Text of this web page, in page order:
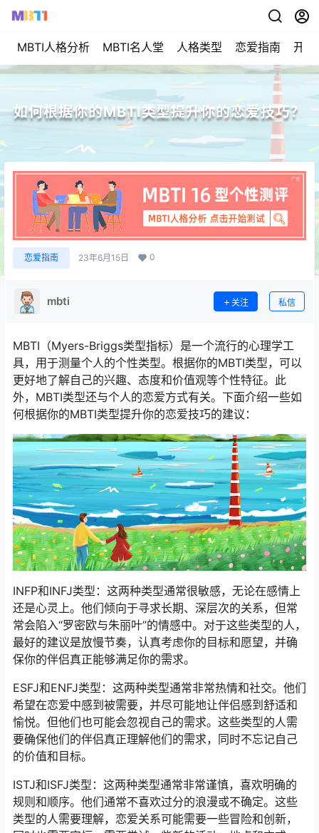
MBTI人格分析 MBTI名人堂 人格类型 恋爱指南 开始
如何根据你的MBTI类型提升你的恋爱技巧？
恋爱指南 23年6月15日 0
mbti 关注 私信
MBTI（Myers-Briggs类型指标）是一个流行的心理学工
具，用于测量个人的个性类型。根据你的MBTI类型，可以
更好地了解自己的兴趣、态度和价值观等个性特征。此
外，MBTI类型还与个人的恋爱方式有关。下面介绍一些如
何根据你的MBTI类型提升你的恋爱技巧的建议：
INFP和INFJ类型：这两种类型通常很敏感，无论在感情上
还是心灵上。他们倾向于寻求长期、深层次的关系，但常
常会陷入“罗密欧与朱丽叶”的情感中。对于这些类型的人，
最好的建议是放慢节奏，认真考虑你的目标和愿望，并确
保你的伴侣真正能够满足你的需求。
ESFJ和ENFJ类型：这两种类型通常非常热情和社交。他们
希望在恋爱中感到被需要，并尽可能地让伴侣感到舒适和
愉悦。但他们也可能会忽视自己的需求。这些类型的人需
要确保他们的伴侣真正理解他们的需求，同时不忘记自己
的价值和目标。
ISTJ和ISFJ类型：这两种类型通常非常谨慎，喜欢明确的
规则和顺序。他们通常不喜欢过分的浪漫或不确定。这些
类型的人需要理解，恋爱关系可能需要一些冒险和创新，